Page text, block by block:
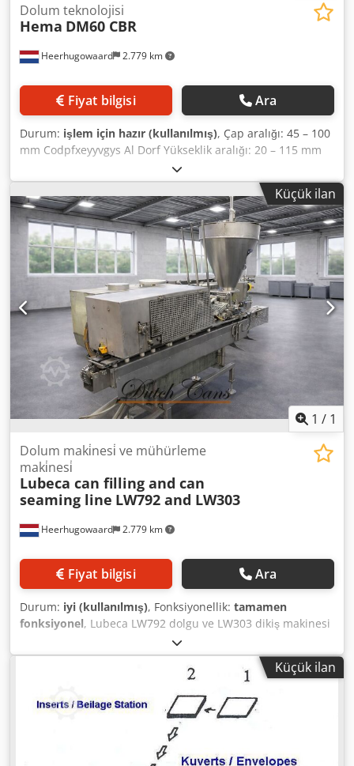
Heerhugowaard 2.779 km
Dolum teknolojisi
Hema DM60 CBR
Fiyat bilgisi Ara
Durum: işlem için hazır (kullanılmış), Çap aralığı: 45 – 100
mm Codpfxeyyvgys Al Dorf Yükseklik aralığı: 20 – 115 mm
Üretim kapasitesi: dakikada 100 adede kadar
Küçük ilan
1 / 1
Heerhugowaard 2.779 km
Dolum maki̇nesi̇ ve mühürleme
maki̇nesi̇
Lubeca can filling and can
seaming line LW792 and LW303
Fiyat bilgisi Ara
Durum: iyi (kullanılmış), Fonksiyonellik: tamamen
fonksiyonel, Lubeca LW792 dolgu ve LW303 dikiş makinesi
Çap aralığı: 50 - 160 mm Yükseklik aralığı: 65 - 300 mm
Üretim kapasitesi: 70 c.p.m.'ye kadar Yakl. için takım: 160 x
90 mm Codpstqmwgjfx Al Djrf Lubeca LW792 kutuKüçük ilan